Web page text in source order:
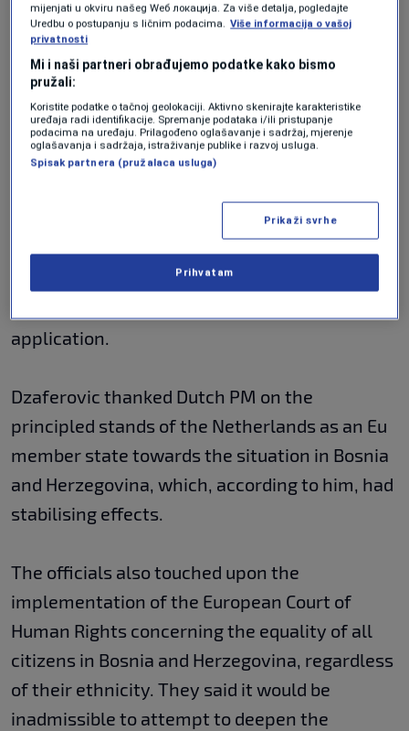
measures.
The two officials also discussed the blockade
of the state institutions and stressed the
necessity of returning to regular work and
decision making in full capacity in order to
Herzegovina to achieve accelerated progress
on its European path through reform laws that
are in line with the European Commission's
application.
Dzaferovic thanked Dutch PM on the
principled stands of the Netherlands as an Eu
member state towards the situation in Bosnia
and Herzegovina, which, according to him, had
stabilising effects.
The officials also touched upon the
implementation of the European Court of
Human Rights concerning the equality of all
citizens in Bosnia and Herzegovina, regardless
of their ethnicity. They said it would be
inadmissible to attempt to deepen the
mijenjati u okviru našeg Wеб локација. Za više detalja, pogledajte
Uredbu o postupanju s ličnim podacima. Više informacija o vašoj
privatnosti
Mi i naši partneri obrađujemo podatke kako bismo
pružali:
Koristite podatke o tačnoj geolokaciji. Aktivno skenirajte karakteristike
uređaja radi identifikacije. Spremanje podataka i/ili pristupanje
podacima na uređaju. Prilagođeno oglašavanje i sadržaj, mjerenje
oglašavanja i sadržaja, istraživanje publike i razvoj usluga.
Spisak partnera (pružalaca usluga)
Prikaži svrhe
Prihvatam